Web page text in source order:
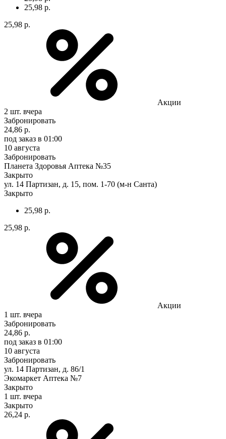
25,98 р.
25,98 р.
Акции
2 шт. вчера
Забронировать
24,86 р.
под заказ в 01:00
10 августа
Забронировать
Планета Здоровья Аптека №35
Закрыто
ул. 14 Партизан, д. 15, пом. 1-70 (м-н Санта)
Закрыто
25,98 р.
25,98 р.
Акции
1 шт. вчера
Забронировать
24,86 р.
под заказ в 01:00
10 августа
Забронировать
ул. 14 Партизан, д. 86/1
Экомаркет Аптека №7
Закрыто
1 шт. вчера
Закрыто
26,24 р.